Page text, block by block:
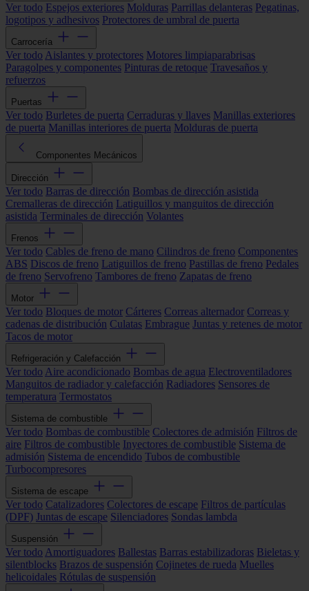
Ver todo Espejos exteriores Molduras Parrillas delanteras Pegatinas,
logotipos y adhesivos Protectores de umbral de puerta
Carrocería
Ver todo Aislantes y protectores Motores limpiaparabrisas
Paragolpes y componentes Pinturas de retoque Travesaños y
refuerzos
Puertas
Ver todo Burletes de puerta Cerraduras y llaves Manillas exteriores
de puerta Manillas interiores de puerta Molduras de puerta
Componentes Mecánicos
Dirección
Ver todo Barras de dirección Bombas de dirección asistida
Cremalleras de dirección Latiguillos y manguitos de dirección
asistida Terminales de dirección Volantes
Frenos
Ver todo Cables de freno de mano Cilindros de freno Componentes
ABS Discos de freno Latiguillos de freno Pastillas de freno Pedales
de freno Servofreno Tambores de freno Zapatas de freno
Motor
Ver todo Bloques de motor Cárteres Correas alternador Correas y
cadenas de distribución Culatas Embrague Juntas y retenes de motor
Tacos de motor
Refrigeración y Calefacción
Ver todo Aire acondicionado Bombas de agua Electroventiladores
Manguitos de radiador y calefacción Radiadores Sensores de
temperatura Termostatos
Sistema de combustible
Ver todo Bombas de combustible Colectores de admisión Filtros de
aire Filtros de combustible Inyectores de combustible Sistema de
admisión Sistema de encendido Tubos de combustible
Turbocompresores
Sistema de escape
Ver todo Catalizadores Colectores de escape Filtros de partículas
(DPF) Juntas de escape Silenciadores Sondas lambda
Suspensión
Ver todo Amortiguadores Ballestas Barras estabilizadoras Bieletas y
silentblocks Brazos de suspensión Cojinetes de rueda Muelles
helicoidales Rótulas de suspensión